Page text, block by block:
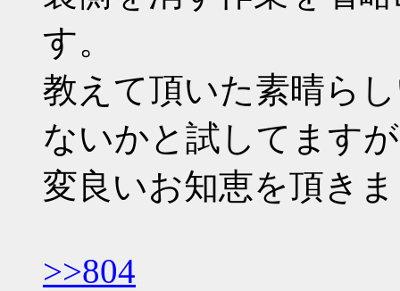
す。
教えて頂いた素晴ら
ないかと試してます
変良いお知恵を頂き
>>804